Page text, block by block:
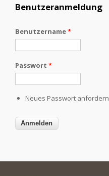
Benutzeranmeldung
Benutzername*
Passwort *
Neues Passwort anfordern